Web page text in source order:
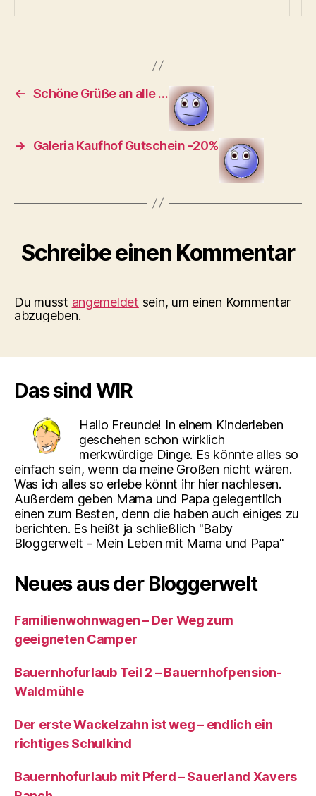
← Schöne Grüße an alle …
→ Galeria Kaufhof Gutschein -20%
Schreibe einen Kommentar
Du musst angemeldet sein, um einen Kommentar
abzugeben.
Das sind WIR
Hallo Freunde! In einem Kinderleben
geschehen schon wirklich
merkwürdige Dinge. Es könnte alles so
einfach sein, wenn da meine Großen nicht wären.
Was ich alles so erlebe könnt ihr hier nachlesen.
Außerdem geben Mama und Papa gelegentlich
einen zum Besten, denn die haben auch einiges zu
berichten. Es heißt ja schließlich "Baby
Bloggerwelt - Mein Leben mit Mama und Papa"
Neues aus der Bloggerwelt
Familienwohnwagen – Der Weg zum
geeigneten Camper
Bauernhofurlaub Teil 2 – Bauernhofpension-
Waldmühle
Der erste Wackelzahn ist weg – endlich ein
richtiges Schulkind
Bauernhofurlaub mit Pferd – Sauerland Xavers